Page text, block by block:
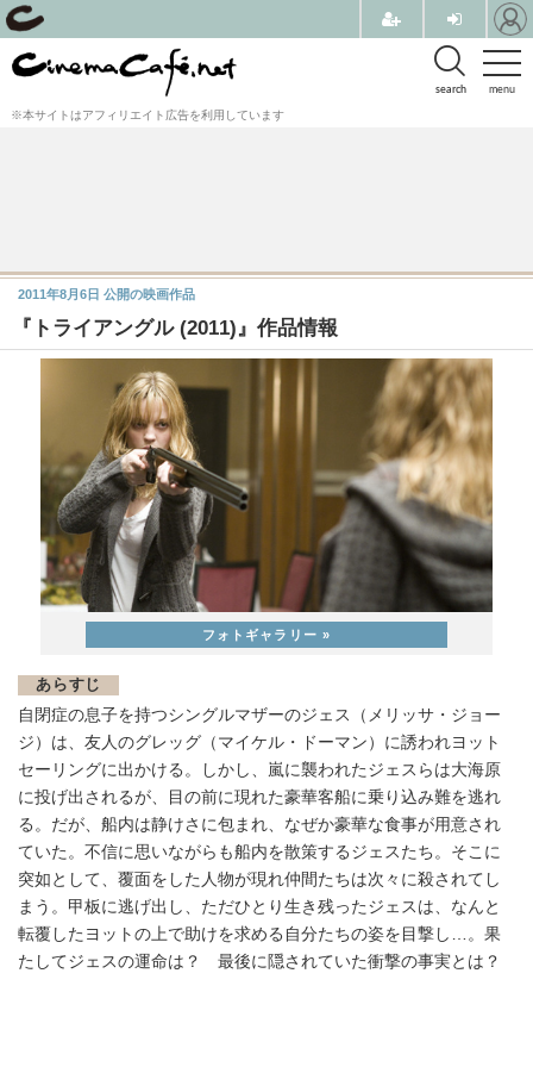
menu
search
※本サイトはアフィリエイト広告を利用しています
『トライアングル (2011)』作品情報
2011年8月6日 公開の映画作品
あらすじ
自閉症の息子を持つシングルマザーのジェス（メリッサ・ジョー
ジ）は、友人のグレッグ（マイケル・ドーマン）に誘われヨット
セーリングに出かける。しかし、嵐に襲われたジェスらは大海原
に投げ出されるが、目の前に現れた豪華客船に乗り込み難を逃れ
る。だが、船内は静けさに包まれ、なぜか豪華な食事が用意され
ていた。不信に思いながらも船内を散策するジェスたち。そこに
突如として、覆面をした人物が現れ仲間たちは次々に殺されてし
まう。甲板に逃げ出し、ただひとり生き残ったジェスは、なんと
転覆したヨットの上で助けを求める自分たちの姿を目撃し…。果
たしてジェスの運命は？ 最後に隠されていた衝撃の事実とは？